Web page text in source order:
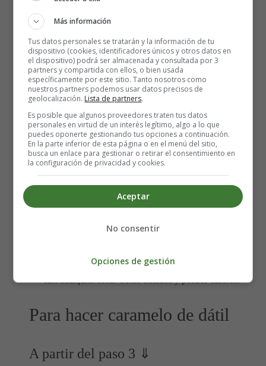
Elaboración de la pasta de
Dátiles:
Remojo de los dátiles: Comienza remojando los
dátiles deshuesados en agua caliente durante unos 15-
20 minutos. Esto ayudará a ablandarlos y facilitará su
Trituración de los dátiles: Después de remojar los
dátiles, escúrrelos y colócalos en un procesador de
alimentos o batidora potente. Agrega una taza de
agua y comienza a triturarlos hasta obtener una pasta
Almacena en un recipiente hermético y refrigerado
durante aproximadamente una semana.
usar otros edulcorantes. Puedes usarlo para endulzar
casi cualquier cosa. Como helados y postres caseros.
Para hacer caramelo de dátil
A partir del paso 3 ⇓
Más información
Tus datos personales se tratarán y la información de tu
dispositivo (cookies, identificadores únicos y otros datos en
el dispositivo) podrá ser almacenada y consultada por 3
partners y compartida con ellos, o bien usada
específicamente por este sitio. Tanto nosotros como
nuestros partners podemos usar datos precisos de
geolocalización. Lista de partners.
Es posible que algunos proveedores traten tus datos
personales en virtud de un interés legítimo, algo a lo que
puedes oponerte gestionando tus opciones a continuación.
En la parte inferior de esta página o en el menú del sitio,
busca un enlace para gestionar o retirar el consentimiento en
la configuración de privacidad y cookies.
Aceptar
No consentir
Opciones de gestión